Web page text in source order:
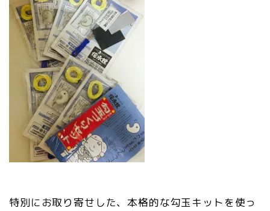
特別にお取り寄せした、本格的な勾玉キットを使っ